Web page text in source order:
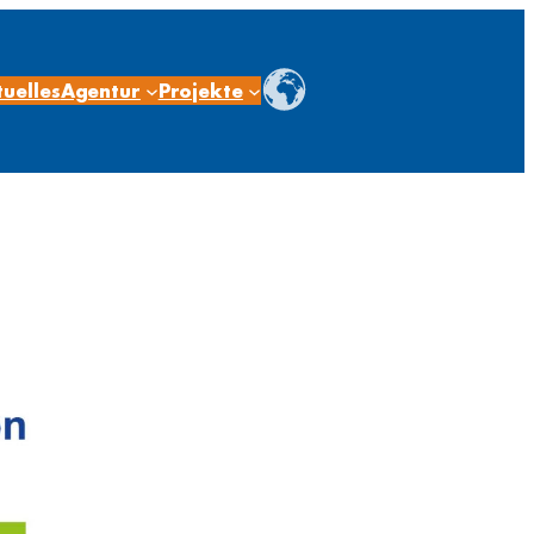
Agentur Projekte